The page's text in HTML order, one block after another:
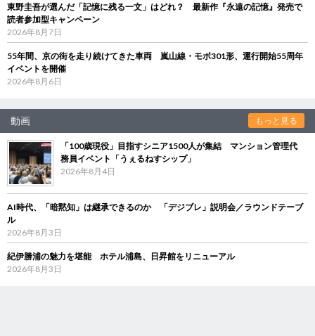
東野圭吾が選んだ「記憶に残る一文」はどれ？ 最新作『永遠の記憶』発売で
読者参加型キャンペーン
2026年8月7日
55年間、京の街を走り続けてきた車両 嵐山線・モボ301形、運行開始55周年
イベントを開催
2026年8月6日
動画 もっと見る
「100歳現役」目指すシニア1500人が集結 マンション管理代
務員イベント「うぇるねすシップ」
2026年8月4日
AI時代、「暗黙知」は継承できるのか 「デジブレ」説明会／ラウンドテーブ
ル
2026年8月3日
紀伊勝浦の魅力を堪能 ホテル浦島、日昇館をリニューアル
2026年8月3日